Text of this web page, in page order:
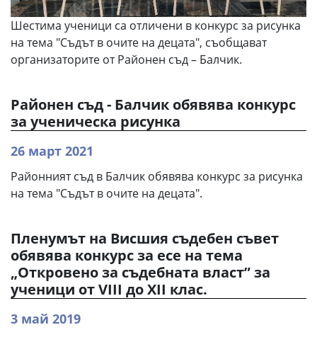
Шестима ученици са отличени в конкурс за рисунка
на тема "Съдът в очите на децата", съобщават
организаторите от Районен съд – Балчик.
Районен съд - Балчик обявява конкурс
за ученическа рисунка
26 март 2021
Районният съд в Балчик обявява конкурс за рисунка
на тема "Съдът в очите на децата".
Пленумът на Висшия съдебен съвет
обявява конкурс за есе на тема
„Откровено за съдебната власт” за
ученици от VIII до XII клас.
3 май 2019